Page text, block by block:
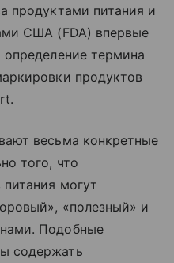
продуктами питания и
США (FDA) впервые
термина
продуктов
весьма конкретные
того, что
могут
«полезный» и
Подобные
содержать